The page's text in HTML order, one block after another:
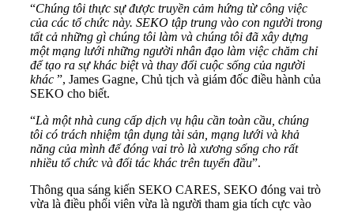
“Chúng tôi thực sự được truyền cảm hứng từ công việc
của các tổ chức này. SEKO tập trung vào con người trong
tất cả những gì chúng tôi làm và chúng tôi đã xây dựng
một mạng lưới những người nhân đạo làm việc chăm chỉ
để tạo ra sự khác biệt và thay đổi cuộc sống của người
khác ”, James Gagne, Chủ tịch và giám đốc điều hành của
SEKO cho biết.
“Là một nhà cung cấp dịch vụ hậu cần toàn cầu, chúng
tôi có trách nhiệm tận dụng tài sản, mạng lưới và khả
năng của mình để đóng vai trò là xương sống cho rất
nhiều tổ chức và đối tác khác trên tuyến đầu”.
Thông qua sáng kiến SEKO CARES, SEKO đóng vai trò
vừa là điều phối viên vừa là người tham gia tích cực vào